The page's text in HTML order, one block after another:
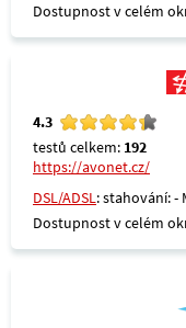
Dostupnost v celém
4.3
testů celkem: 192
https://avonet.cz/
DSL/ADSL: stahování: -
Dostupnost v celém